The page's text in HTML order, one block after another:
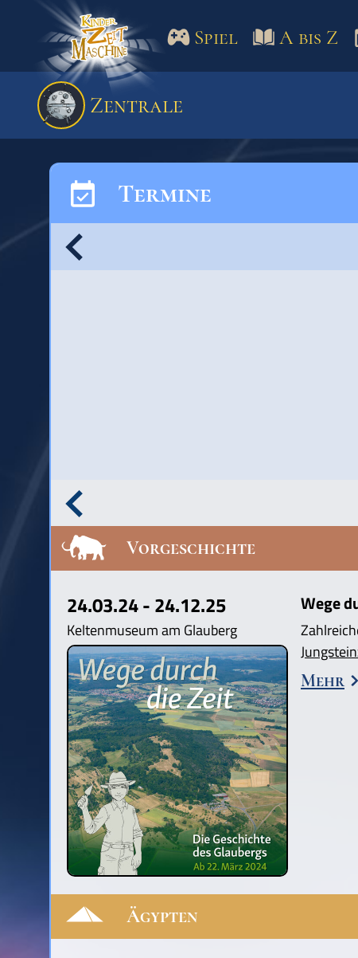
Spiel
Spiel A bis Z
Zentrale
Termine
Vorgeschichte
24.03.24 - 24.12.25
Keltenmuseum am Glauberg
Wege
Mehr
Ägypten